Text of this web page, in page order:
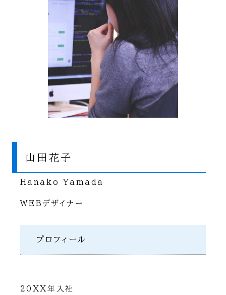
山田花子
Hanako Yamada
WEBデザイナー
プロフィール
20XX年入社